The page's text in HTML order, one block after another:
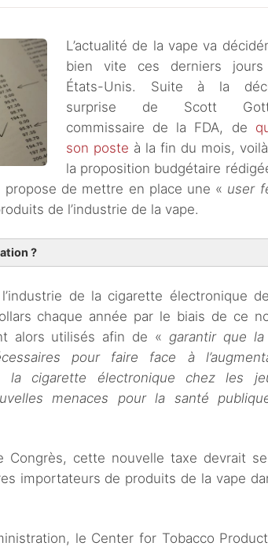
L’actualité de la vape va
bien vite ces derniers jours
États-Unis. Suite à la
surprise de Scott
commissaire de la FDA, de
son poste à la fin du mois,
la proposition budgétaire
propose de mettre en place une « user
de l’industrie de la vape.
?
de la cigarette électronique
chaque année par le biais de ce
alors utilisés afin de « garantir que la
pour faire face à
la cigarette électronique chez les
menaces pour la santé
Congrès, cette nouvelle taxe devrait
importateurs de produits de la vape
le Center for Tobacco